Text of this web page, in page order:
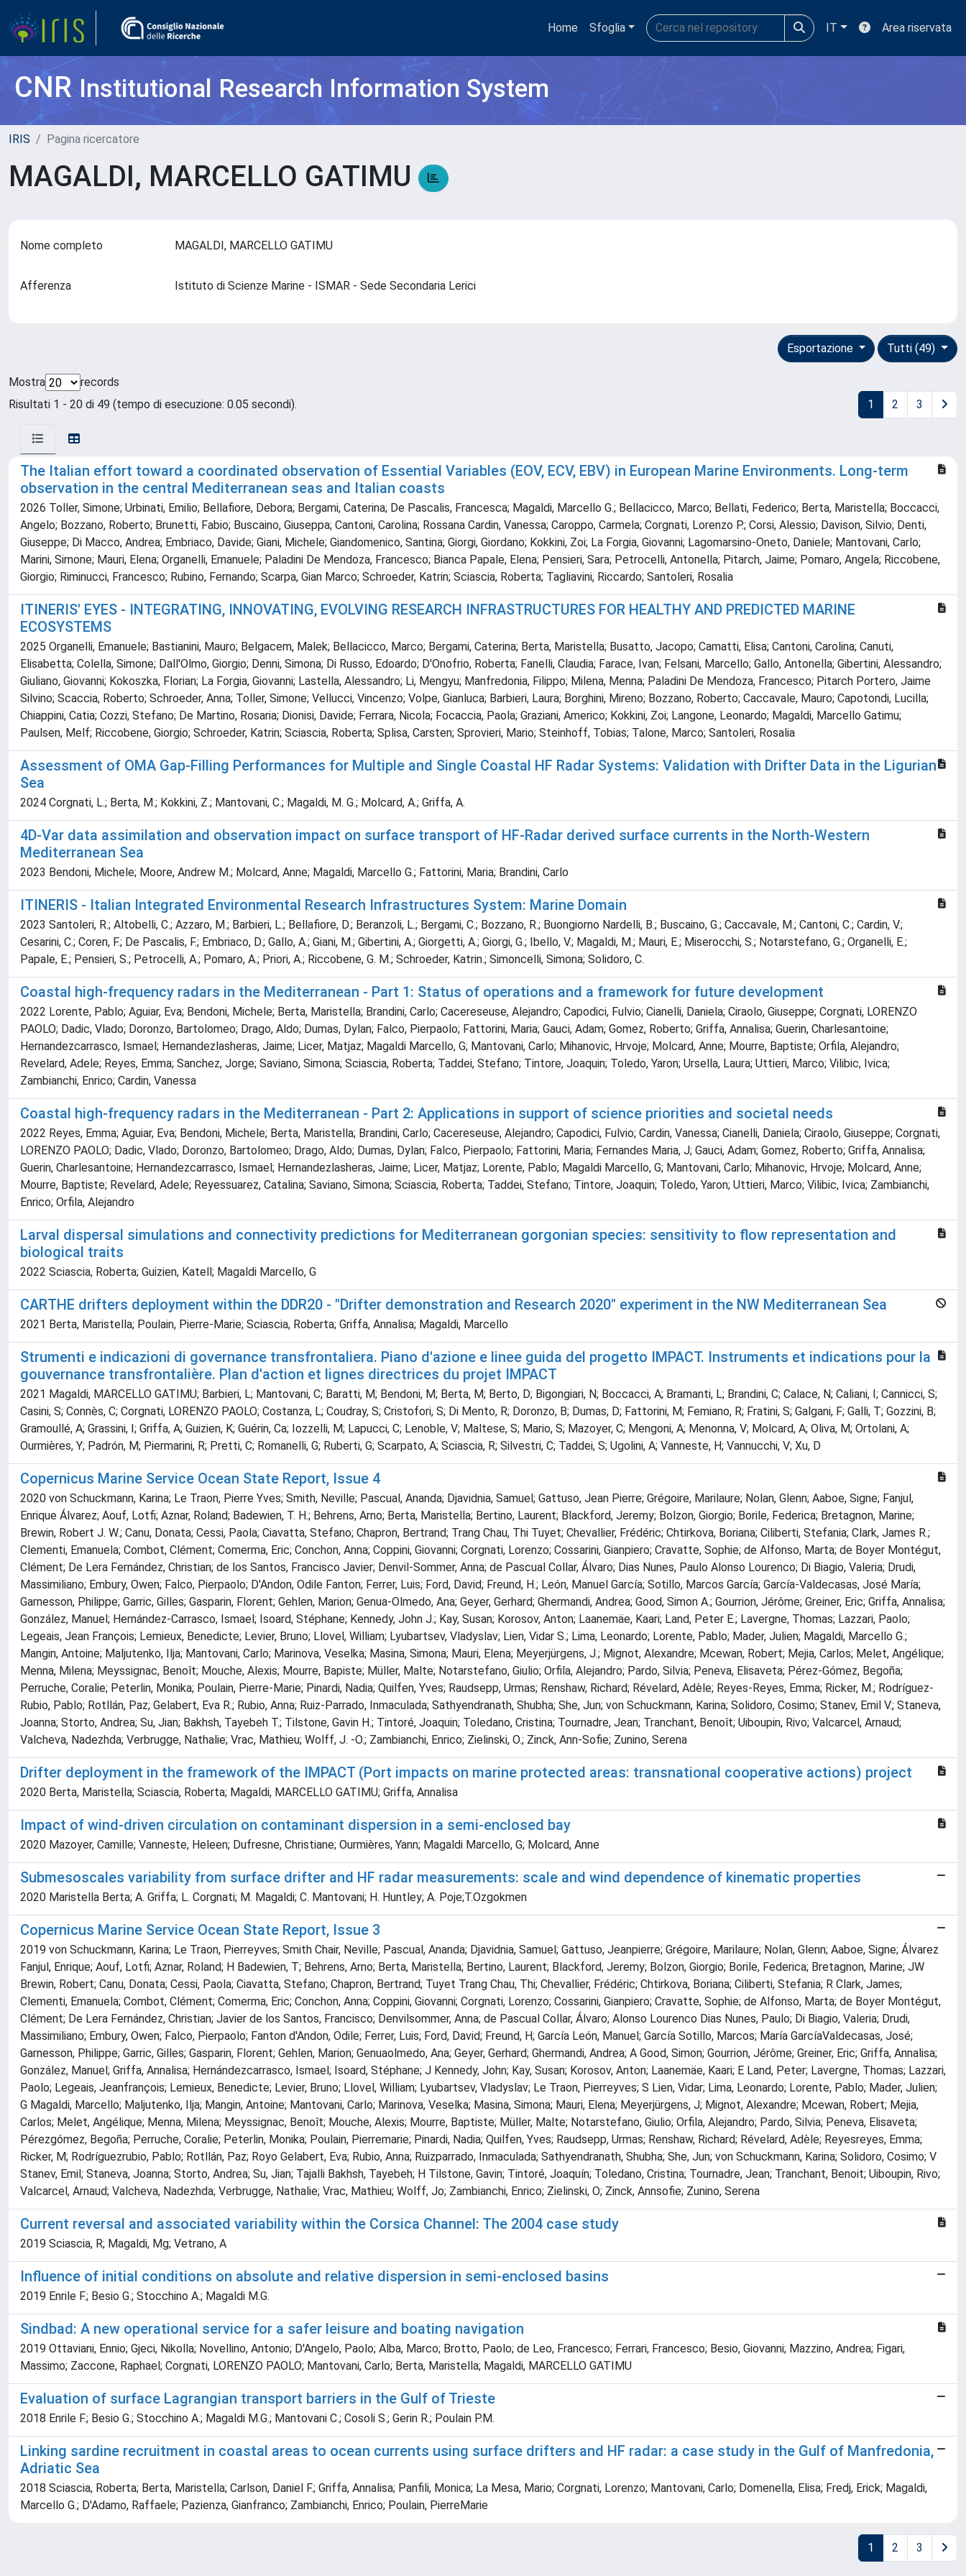
Home Sfoglia IT Area riservata
CNRInstitutional Research Information System
IRIS Pagina ricercatore
MAGALDI, MARCELLO GATIMU
Nome completo MAGALDI, MARCELLO GATIMU
Afferenza Istituto di Scienze Marine - ISMAR - Sede Secondaria Lerici
Tutti (49)
Esportazione
Mostra
records
Risultati 1 - 20 di 49 (tempo di esecuzione: 0.05 secondi).
1 2 3
The Italian effort toward a coordinated observation of Essential Variables (EOV, ECV, EBV) in European Marine Environments. Long-term
observation in the central Mediterranean seas and Italian coasts
2026 Toller, Simone; Urbinati, Emilio; Bellafiore, Debora; Bergami, Caterina; De Pascalis, Francesca; Magaldi, Marcello G.; Bellacicco, Marco; Bellati, Federico; Berta, Maristella; Boccacci,
Angelo; Bozzano, Roberto; Brunetti, Fabio; Buscaino, Giuseppa; Cantoni, Carolina; Rossana Cardin, Vanessa; Caroppo, Carmela; Corgnati, Lorenzo P.; Corsi, Alessio; Davison, Silvio; Denti,
Giuseppe; Di Macco, Andrea; Embriaco, Davide; Giani, Michele; Giandomenico, Santina; Giorgi, Giordano; Kokkini, Zoi; La Forgia, Giovanni; Lagomarsino-Oneto, Daniele; Mantovani, Carlo;
Marini, Simone; Mauri, Elena; Organelli, Emanuele; Paladini De Mendoza, Francesco; Bianca Papale, Elena; Pensieri, Sara; Petrocelli, Antonella; Pitarch, Jaime; Pomaro, Angela; Riccobene,
Giorgio; Riminucci, Francesco; Rubino, Fernando; Scarpa, Gian Marco; Schroeder, Katrin; Sciascia, Roberta; Tagliavini, Riccardo; Santoleri, Rosalia
ITINERIS' EYES - INTEGRATING, INNOVATING, EVOLVING RESEARCH INFRASTRUCTURES FOR HEALTHY AND PREDICTED MARINE
ECOSYSTEMS
2025 Organelli, Emanuele; Bastianini, Mauro; Belgacem, Malek; Bellacicco, Marco; Bergami, Caterina; Berta, Maristella; Busatto, Jacopo; Camatti, Elisa; Cantoni, Carolina; Canuti,
Elisabetta; Colella, Simone; Dall'Olmo, Giorgio; Denni, Simona; Di Russo, Edoardo; D'Onofrio, Roberta; Fanelli, Claudia; Farace, Ivan; Felsani, Marcello; Gallo, Antonella; Gibertini, Alessandro;
Giuliano, Giovanni; Kokoszka, Florian; La Forgia, Giovanni; Lastella, Alessandro; Li, Mengyu; Manfredonia, Filippo; Milena, Menna; Paladini De Mendoza, Francesco; Pitarch Portero, Jaime
Silvino; Scaccia, Roberto; Schroeder, Anna; Toller, Simone; Vellucci, Vincenzo; Volpe, Gianluca; Barbieri, Laura; Borghini, Mireno; Bozzano, Roberto; Caccavale, Mauro; Capotondi, Lucilla;
Chiappini, Catia; Cozzi, Stefano; De Martino, Rosaria; Dionisi, Davide; Ferrara, Nicola; Focaccia, Paola; Graziani, Americo; Kokkini, Zoi; Langone, Leonardo; Magaldi, Marcello Gatimu;
Paulsen, Melf; Riccobene, Giorgio; Schroeder, Katrin; Sciascia, Roberta; Splisa, Carsten; Sprovieri, Mario; Steinhoff, Tobias; Talone, Marco; Santoleri, Rosalia
Assessment of OMA Gap-Filling Performances for Multiple and Single Coastal HF Radar Systems: Validation with Drifter Data in the Ligurian
Sea
2024 Corgnati, L.; Berta, M.; Kokkini, Z.; Mantovani, C.; Magaldi, M. G.; Molcard, A.; Griffa, A.
4D-Var data assimilation and observation impact on surface transport of HF-Radar derived surface currents in the North-Western
Mediterranean Sea
2023 Bendoni, Michele; Moore, Andrew M.; Molcard, Anne; Magaldi, Marcello G.; Fattorini, Maria; Brandini, Carlo
ITINERIS - Italian Integrated Environmental Research Infrastructures System: Marine Domain
2023 Santoleri, R.; Altobelli, C.; Azzaro, M.; Barbieri, L.; Bellafiore, D.; Beranzoli, L.; Bergami, C.; Bozzano, R.; Buongiorno Nardelli, B.; Buscaino, G.; Caccavale, M.; Cantoni, C.; Cardin, V.;
Cesarini, C.; Coren, F.; De Pascalis, F.; Embriaco, D.; Gallo, A.; Giani, M.; Gibertini, A.; Giorgetti, A.; Giorgi, G.; Ibello, V.; Magaldi, M.; Mauri, E.; Miserocchi, S.; Notarstefano, G.; Organelli, E.;
Papale, E.; Pensieri, S.; Petrocelli, A.; Pomaro, A.; Priori, A.; Riccobene, G. M.; Schroeder, Katrin.; Simoncelli, Simona; Solidoro, C.
Coastal high-frequency radars in the Mediterranean - Part 1: Status of operations and a framework for future development
2022 Lorente, Pablo; Aguiar, Eva; Bendoni, Michele; Berta, Maristella; Brandini, Carlo; Cacereseuse, Alejandro; Capodici, Fulvio; Cianelli, Daniela; Ciraolo, Giuseppe; Corgnati, LORENZO
PAOLO; Dadic, Vlado; Doronzo, Bartolomeo; Drago, Aldo; Dumas, Dylan; Falco, Pierpaolo; Fattorini, Maria; Gauci, Adam; Gomez, Roberto; Griffa, Annalisa; Guerin, Charlesantoine;
Hernandezcarrasco, Ismael; Hernandezlasheras, Jaime; Licer, Matjaz; Magaldi Marcello, G; Mantovani, Carlo; Mihanovic, Hrvoje; Molcard, Anne; Mourre, Baptiste; Orfila, Alejandro;
Revelard, Adele; Reyes, Emma; Sanchez, Jorge; Saviano, Simona; Sciascia, Roberta; Taddei, Stefano; Tintore, Joaquin; Toledo, Yaron; Ursella, Laura; Uttieri, Marco; Vilibic, Ivica;
Zambianchi, Enrico; Cardin, Vanessa
Coastal high-frequency radars in the Mediterranean - Part 2: Applications in support of science priorities and societal needs
2022 Reyes, Emma; Aguiar, Eva; Bendoni, Michele; Berta, Maristella; Brandini, Carlo; Cacereseuse, Alejandro; Capodici, Fulvio; Cardin, Vanessa; Cianelli, Daniela; Ciraolo, Giuseppe; Corgnati,
LORENZO PAOLO; Dadic, Vlado; Doronzo, Bartolomeo; Drago, Aldo; Dumas, Dylan; Falco, Pierpaolo; Fattorini, Maria; Fernandes Maria, J; Gauci, Adam; Gomez, Roberto; Griffa, Annalisa;
Guerin, Charlesantoine; Hernandezcarrasco, Ismael; Hernandezlasheras, Jaime; Licer, Matjaz; Lorente, Pablo; Magaldi Marcello, G; Mantovani, Carlo; Mihanovic, Hrvoje; Molcard, Anne;
Mourre, Baptiste; Revelard, Adele; Reyessuarez, Catalina; Saviano, Simona; Sciascia, Roberta; Taddei, Stefano; Tintore, Joaquin; Toledo, Yaron; Uttieri, Marco; Vilibic, Ivica; Zambianchi,
Enrico; Orfila, Alejandro
Larval dispersal simulations and connectivity predictions for Mediterranean gorgonian species: sensitivity to flow representation and
biological traits
2022 Sciascia, Roberta; Guizien, Katell; Magaldi Marcello, G
CARTHE drifters deployment within the DDR20 - "Drifter demonstration and Research 2020" experiment in the NW Mediterranean Sea
2021 Berta, Maristella; Poulain, Pierre-Marie; Sciascia, Roberta; Griffa, Annalisa; Magaldi, Marcello
Strumenti e indicazioni di governance transfrontaliera. Piano d'azione e linee guida del progetto IMPACT. Instruments et indications pour la
gouvernance transfrontalière. Plan d'action et lignes directrices du projet IMPACT
2021 Magaldi, MARCELLO GATIMU; Barbieri, L; Mantovani, C; Baratti, M; Bendoni, M; Berta, M; Berto, D; Bigongiari, N; Boccacci, A; Bramanti, L; Brandini, C; Calace, N; Caliani, I; Cannicci, S;
Casini, S; Connès, C; Corgnati, LORENZO PAOLO; Costanza, L; Coudray, S; Cristofori, S; Di Mento, R; Doronzo, B; Dumas, D; Fattorini, M; Femiano, R; Fratini, S; Galgani, F; Galli, T; Gozzini, B;
Gramoullé, A; Grassini, I; Griffa, A; Guizien, K; Guérin, Ca; Iozzelli, M; Lapucci, C; Lenoble, V; Maltese, S; Mario, S; Mazoyer, C; Mengoni, A; Menonna, V; Molcard, A; Oliva, M; Ortolani, A;
Ourmières, Y; Padrón, M; Piermarini, R; Pretti, C; Romanelli, G; Ruberti, G; Scarpato, A; Sciascia, R; Silvestri, C; Taddei, S; Ugolini, A; Vanneste, H; Vannucchi, V; Xu, D
Copernicus Marine Service Ocean State Report, Issue 4
2020 von Schuckmann, Karina; Le Traon, Pierre Yves; Smith, Neville; Pascual, Ananda; Djavidnia, Samuel; Gattuso, Jean Pierre; Grégoire, Marilaure; Nolan, Glenn; Aaboe, Signe; Fanjul,
Enrique Álvarez; Aouf, Lotfi; Aznar, Roland; Badewien, T. H.; Behrens, Arno; Berta, Maristella; Bertino, Laurent; Blackford, Jeremy; Bolzon, Giorgio; Borile, Federica; Bretagnon, Marine;
Brewin, Robert J. W.; Canu, Donata; Cessi, Paola; Ciavatta, Stefano; Chapron, Bertrand; Trang Chau, Thi Tuyet; Chevallier, Frédéric; Chtirkova, Boriana; Ciliberti, Stefania; Clark, James R.;
Clementi, Emanuela; Combot, Clément; Comerma, Eric; Conchon, Anna; Coppini, Giovanni; Corgnati, Lorenzo; Cossarini, Gianpiero; Cravatte, Sophie; de Alfonso, Marta; de Boyer Montégut,
Clément; De Lera Fernández, Christian; de los Santos, Francisco Javier; Denvil-Sommer, Anna; de Pascual Collar, Álvaro; Dias Nunes, Paulo Alonso Lourenco; Di Biagio, Valeria; Drudi,
Massimiliano; Embury, Owen; Falco, Pierpaolo; D'Andon, Odile Fanton; Ferrer, Luis; Ford, David; Freund, H.; León, Manuel García; Sotillo, Marcos García; García-Valdecasas, José María;
Garnesson, Philippe; Garric, Gilles; Gasparin, Florent; Gehlen, Marion; Genua-Olmedo, Ana; Geyer, Gerhard; Ghermandi, Andrea; Good, Simon A.; Gourrion, Jérôme; Greiner, Eric; Griffa, Annalisa;
González, Manuel; Hernández-Carrasco, Ismael; Isoard, Stéphane; Kennedy, John J.; Kay, Susan; Korosov, Anton; Laanemäe, Kaari; Land, Peter E.; Lavergne, Thomas; Lazzari, Paolo;
Legeais, Jean François; Lemieux, Benedicte; Levier, Bruno; Llovel, William; Lyubartsev, Vladyslav; Lien, Vidar S.; Lima, Leonardo; Lorente, Pablo; Mader, Julien; Magaldi, Marcello G.;
Mangin, Antoine; Maljutenko, Ilja; Mantovani, Carlo; Marinova, Veselka; Masina, Simona; Mauri, Elena; Meyerjürgens, J.; Mignot, Alexandre; Mcewan, Robert; Mejia, Carlos; Melet, Angélique;
Menna, Milena; Meyssignac, Benoît; Mouche, Alexis; Mourre, Bapiste; Müller, Malte; Notarstefano, Giulio; Orfila, Alejandro; Pardo, Silvia; Peneva, Elisaveta; Pérez-Gómez, Begoña;
Perruche, Coralie; Peterlin, Monika; Poulain, Pierre-Marie; Pinardi, Nadia; Quilfen, Yves; Raudsepp, Urmas; Renshaw, Richard; Révelard, Adèle; Reyes-Reyes, Emma; Ricker, M.; Rodríguez-
Rubio, Pablo; Rotllán, Paz; Gelabert, Eva R.; Rubio, Anna; Ruiz-Parrado, Inmaculada; Sathyendranath, Shubha; She, Jun; von Schuckmann, Karina; Solidoro, Cosimo; Stanev, Emil V.; Staneva,
Joanna; Storto, Andrea; Su, Jian; Bakhsh, Tayebeh T.; Tilstone, Gavin H.; Tintoré, Joaquin; Toledano, Cristina; Tournadre, Jean; Tranchant, Benoît; Uiboupin, Rivo; Valcarcel, Arnaud;
Valcheva, Nadezhda; Verbrugge, Nathalie; Vrac, Mathieu; Wolff, J. -O.; Zambianchi, Enrico; Zielinski, O.; Zinck, Ann-Sofie; Zunino, Serena
Drifter deployment in the framework of the IMPACT (Port impacts on marine protected areas: transnational cooperative actions) project
2020 Berta, Maristella; Sciascia, Roberta; Magaldi, MARCELLO GATIMU; Griffa, Annalisa
Impact of wind-driven circulation on contaminant dispersion in a semi-enclosed bay
2020 Mazoyer, Camille; Vanneste, Heleen; Dufresne, Christiane; Ourmières, Yann; Magaldi Marcello, G; Molcard, Anne
Submesoscales variability from surface drifter and HF radar measurements: scale and wind dependence of kinematic properties
2020 Maristella Berta; A. Griffa; L. Corgnati; M. Magaldi; C. Mantovani; H. Huntley; A. Poje;T.Ozgokmen
Copernicus Marine Service Ocean State Report, Issue 3
2019 von Schuckmann, Karina; Le Traon, Pierreyves; Smith Chair, Neville; Pascual, Ananda; Djavidnia, Samuel; Gattuso, Jeanpierre; Grégoire, Marilaure; Nolan, Glenn; Aaboe, Signe; Álvarez
Fanjul, Enrique; Aouf, Lotfi; Aznar, Roland; H Badewien, T; Behrens, Arno; Berta, Maristella; Bertino, Laurent; Blackford, Jeremy; Bolzon, Giorgio; Borile, Federica; Bretagnon, Marine; JW
Brewin, Robert; Canu, Donata; Cessi, Paola; Ciavatta, Stefano; Chapron, Bertrand; Tuyet Trang Chau, Thi; Chevallier, Frédéric; Chtirkova, Boriana; Ciliberti, Stefania; R Clark, James;
Clementi, Emanuela; Combot, Clément; Comerma, Eric; Conchon, Anna; Coppini, Giovanni; Corgnati, Lorenzo; Cossarini, Gianpiero; Cravatte, Sophie; de Alfonso, Marta; de Boyer Montégut,
Clément; De Lera Fernández, Christian; Javier de los Santos, Francisco; Denvilsommer, Anna; de Pascual Collar, Álvaro; Alonso Lourenco Dias Nunes, Paulo; Di Biagio, Valeria; Drudi,
Massimiliano; Embury, Owen; Falco, Pierpaolo; Fanton d'Andon, Odile; Ferrer, Luis; Ford, David; Freund, H; García León, Manuel; García Sotillo, Marcos; María GarcíaValdecasas, José;
Garnesson, Philippe; Garric, Gilles; Gasparin, Florent; Gehlen, Marion; Genuaolmedo, Ana; Geyer, Gerhard; Ghermandi, Andrea; A Good, Simon; Gourrion, Jérôme; Greiner, Eric; Griffa, Annalisa;
González, Manuel; Griffa, Annalisa; Hernándezcarrasco, Ismael; Isoard, Stéphane; J Kennedy, John; Kay, Susan; Korosov, Anton; Laanemäe, Kaari; E Land, Peter; Lavergne, Thomas; Lazzari,
Paolo; Legeais, Jeanfrançois; Lemieux, Benedicte; Levier, Bruno; Llovel, William; Lyubartsev, Vladyslav; Le Traon, Pierreyves; S Lien, Vidar; Lima, Leonardo; Lorente, Pablo; Mader, Julien;
G Magaldi, Marcello; Maljutenko, Ilja; Mangin, Antoine; Mantovani, Carlo; Marinova, Veselka; Masina, Simona; Mauri, Elena; Meyerjürgens, J; Mignot, Alexandre; Mcewan, Robert; Mejia,
Carlos; Melet, Angélique; Menna, Milena; Meyssignac, Benoît; Mouche, Alexis; Mourre, Baptiste; Müller, Malte; Notarstefano, Giulio; Orfila, Alejandro; Pardo, Silvia; Peneva, Elisaveta;
Pérezgómez, Begoña; Perruche, Coralie; Peterlin, Monika; Poulain, Pierremarie; Pinardi, Nadia; Quilfen, Yves; Raudsepp, Urmas; Renshaw, Richard; Révelard, Adèle; Reyesreyes, Emma;
Ricker, M; Rodríguezrubio, Pablo; Rotllán, Paz; Royo Gelabert, Eva; Rubio, Anna; Ruizparrado, Inmaculada; Sathyendranath, Shubha; She, Jun; von Schuckmann, Karina; Solidoro, Cosimo; V
Stanev, Emil; Staneva, Joanna; Storto, Andrea; Su, Jian; Tajalli Bakhsh, Tayebeh; H Tilstone, Gavin; Tintoré, Joaquín; Toledano, Cristina; Tournadre, Jean; Tranchant, Benoit; Uiboupin, Rivo;
Valcarcel, Arnaud; Valcheva, Nadezhda; Verbrugge, Nathalie; Vrac, Mathieu; Wolff, Jo; Zambianchi, Enrico; Zielinski, O; Zinck, Annsofie; Zunino, Serena
Current reversal and associated variability within the Corsica Channel: The 2004 case study
2019 Sciascia, R; Magaldi, Mg; Vetrano, A
Influence of initial conditions on absolute and relative dispersion in semi-enclosed basins
2019 Enrile F.; Besio G.; Stocchino A.; Magaldi M.G.
Sindbad: A new operational service for a safer leisure and boating navigation
2019 Ottaviani, Ennio; Gjeci, Nikolla; Novellino, Antonio; D'Angelo, Paolo; Alba, Marco; Brotto, Paolo; de Leo, Francesco; Ferrari, Francesco; Besio, Giovanni; Mazzino, Andrea; Figari,
Massimo; Zaccone, Raphael; Corgnati, LORENZO PAOLO; Mantovani, Carlo; Berta, Maristella; Magaldi, MARCELLO GATIMU
Evaluation of surface Lagrangian transport barriers in the Gulf of Trieste
2018 Enrile F.; Besio G.; Stocchino A.; Magaldi M.G.; Mantovani C.; Cosoli S.; Gerin R.; Poulain P.M.
Linking sardine recruitment in coastal areas to ocean currents using surface drifters and HF radar: a case study in the Gulf of Manfredonia,
Adriatic Sea
2018 Sciascia, Roberta; Berta, Maristella; Carlson, Daniel F.; Griffa, Annalisa; Panfili, Monica; La Mesa, Mario; Corgnati, Lorenzo; Mantovani, Carlo; Domenella, Elisa; Fredj, Erick; Magaldi,
Marcello G.; D'Adamo, Raffaele; Pazienza, Gianfranco; Zambianchi, Enrico; Poulain, PierreMarie
1 2 3